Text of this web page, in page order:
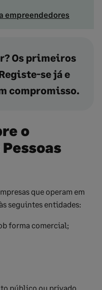
empreendedores
Os primeiros
se já e
compromisso.
o
que operam em
seguintes entidades:
forma comercial;
público ou privado.